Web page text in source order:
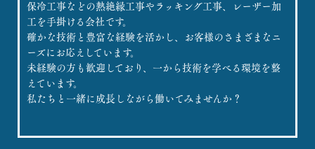
保冷工事などの熱絶縁工事やラッキング工事、レーザー加
工を手掛ける会社です。
確かな技術と豊富な経験を活かし、お客様のさまざまなニ
ーズにお応えしています。
未経験の方も歓迎しており、一から技術を学べる環境を整
えています。
私たちと一緒に成長しながら働いてみませんか？